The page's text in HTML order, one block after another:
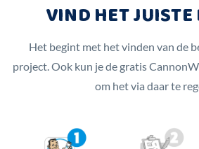
VIND HET JUISTE
Het begint met het vinden van de
project. Ook kun je de gratis
om het via daar te